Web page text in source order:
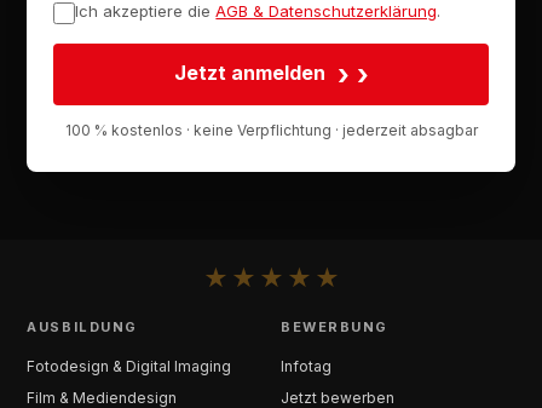
Ich akzeptiere die AGB & Datenschutzerklärung.
Jetzt anmelden ›
100 % kostenlos · keine Verpflichtung · jederzeit absagbar
★ ★ ★ ★ ★
AUSBILDUNG
Fotodesign & Digital Imaging
Film & Mediendesign
BEWERBUNG
Infotag
Jetzt bewerben